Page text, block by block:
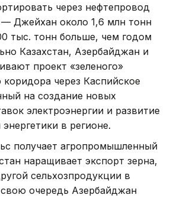
через нефтепровод
Джейхан около 1,6 млн тонн
тыс. тонн больше, чем годом
Казахстан, Азербайджан и
проект «зеленого»
коридора через Каспийское
на создание новых
электроэнергии и развитие
в регионе.
получает агропромышленный
наращивает экспорт зерна,
сельхозпродукции в
очередь Азербайджан